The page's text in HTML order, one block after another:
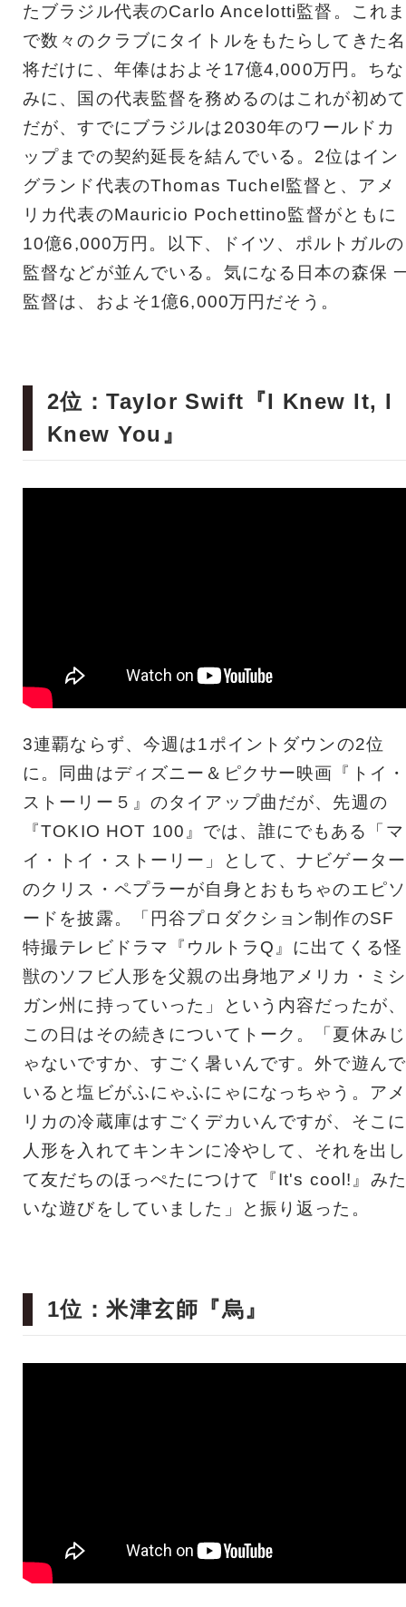
たブラジル代表のCarlo Ancelotti監督。これま
で数々のクラブにタイトルをもたらしてきた名
将だけに、年俸はおよそ17億4,000万円。ちな
みに、国の代表監督を務めるのはこれが初めて
だが、すでにブラジルは2030年のワールドカ
ップまでの契約延長を結んでいる。2位はイン
グランド代表のThomas Tuchel監督と、アメ
リカ代表のMauricio Pochettino監督がともに
10億6,000万円。以下、ドイツ、ポルトガルの
監督などが並んでいる。気になる日本の森保
監督は、およそ1億6,000万円だそう。
2位：Taylor Swift『I Knew It, I
Knew You』
3連覇ならず、今週は1ポイントダウンの2位
に。同曲はディズニー＆ピクサー映画『トイ・
ストーリー５』のタイアップ曲だが、先週の
『TOKIO HOT 100』では、誰にでもある「マ
イ・トイ・ストーリー」として、ナビゲーター
のクリス・ペプラーが自身とおもちゃのエピソ
ードを披露。「円谷プロダクション制作のSF
特撮テレビドラマ『ウルトラQ』に出てくる怪
獣のソフビ人形を父親の出身地アメリカ・ミシ
ガン州に持っていった」という内容だったが、
この日はその続きについてトーク。「夏休みじ
ゃないですか、すごく暑いんです。外で遊んで
いると塩ビがふにゃふにゃになっちゃう。アメ
リカの冷蔵庫はすごくデカいんですが、そこに
人形を入れてキンキンに冷やして、それを出し
て友だちのほっぺたにつけて『It's cool!』みた
いな遊びをしていました」と振り返った。
1位：米津玄師『烏』